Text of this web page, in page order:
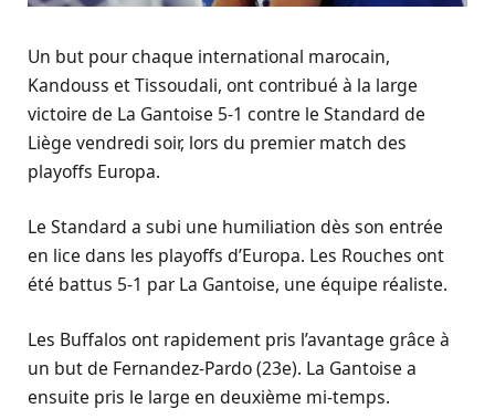
Un but pour chaque international marocain,
Kandouss et Tissoudali, ont contribué à la large
victoire de La Gantoise 5-1 contre le Standard de
Liège vendredi soir, lors du premier match des
playoffs Europa.
Le Standard a subi une humiliation dès son entrée
en lice dans les playoffs d’Europa. Les Rouches ont
été battus 5-1 par La Gantoise, une équipe réaliste.
Les Buffalos ont rapidement pris l’avantage grâce à
un but de Fernandez-Pardo (23e). La Gantoise a
ensuite pris le large en deuxième mi-temps.